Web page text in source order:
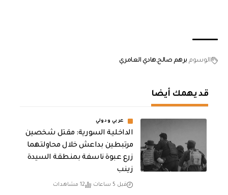
الوسوم برهم صالح هادي العامري
قد يهمك أيضا
عربي ودولي
الداخلية السورية: مقتل شخصين
مرتبطين بداعش خلال محاولتهما
زرع عبوة ناسفة بمنطقة السيدة
زينب
قبل 5 ساعات 12 مشاهدات